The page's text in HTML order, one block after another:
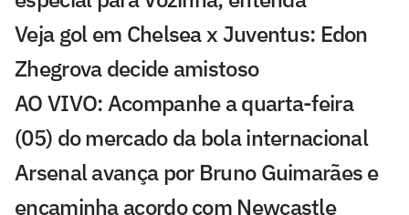
Veja gol em Chelsea x Juventus: Edon
Zhegrova decide amistoso
AO VIVO: Acompanhe a quarta-feira
(05) do mercado da bola internacional
Arsenal avança por Bruno Guimarães e
encaminha acordo com Newcastle